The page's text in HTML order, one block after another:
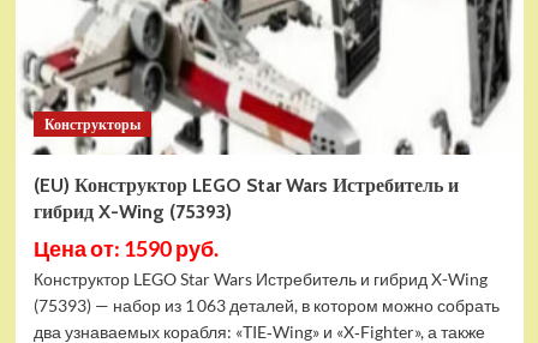
Великий
Защитник
(30454)
Конструкторы
(EU) Конструктор LEGO Star Wars Истребитель и
гибрид X-Wing (75393)
Цена от: 1590 руб.
Конструктор LEGO Star Wars Истребитель и гибрид X-Wing
(75393) — набор из 1 063 деталей, в котором можно собрать
два узнаваемых корабля: «TIE‑Wing» и «X‑Fighter», а также